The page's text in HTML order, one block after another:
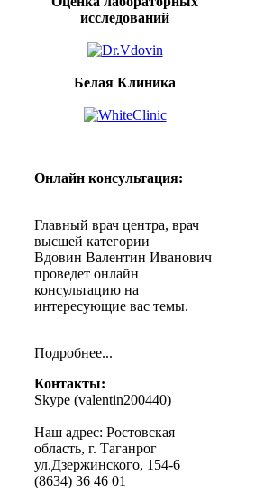
исследований
Белая Клиника
Онлайн консультация:
Главный врач центра, врач
высшей категории
Вдовин Валентин Иванович
проведет онлайн
консультацию на
интересующие вас темы.
Подробнее...
Контакты:
Skype (valentin200440)
Наш адрес: Ростовская
область, г. Таганрог
ул.Дзержинского, 154-6
(8634) 36 46 01